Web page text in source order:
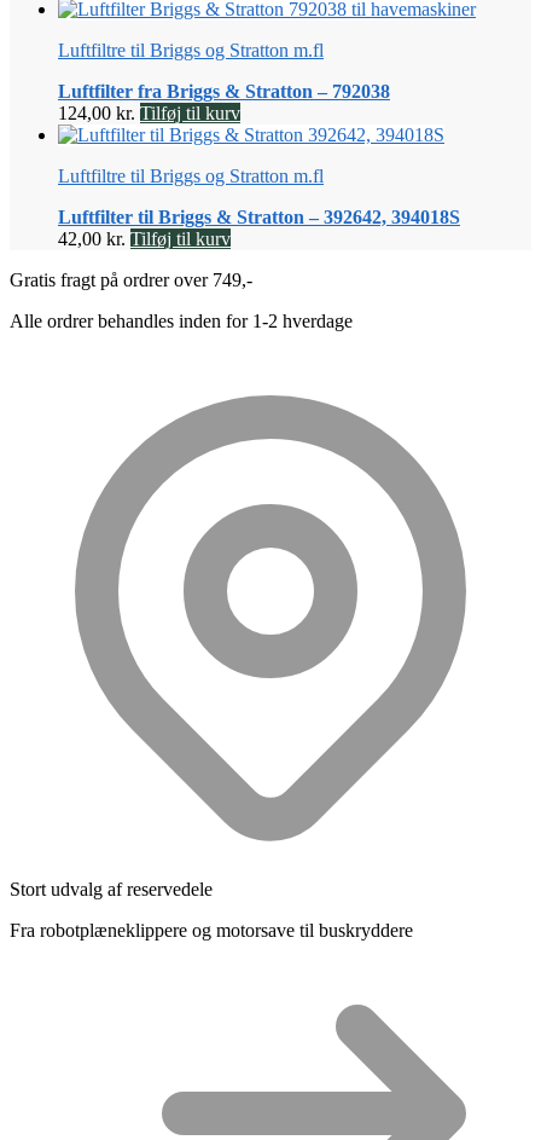
Luftfiltre til Briggs og Stratton m.fl
Luftfilter fra Briggs & Stratton – 792038
124,00 kr. Tilføj til kurv
Luftfiltre til Briggs og Stratton m.fl
Luftfilter til Briggs & Stratton – 392642, 394018S
42,00 kr. Tilføj til kurv
Gratis fragt på ordrer over 749,-
Alle ordrer behandles inden for 1-2 hverdage
Stort udvalg af reservedele
Fra robotplæneklippere og motorsave til buskryddere